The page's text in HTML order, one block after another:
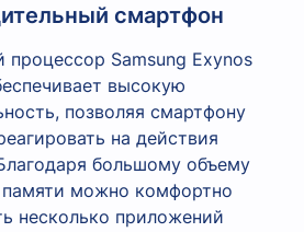
смартфон
Samsung Exynos
высокую
позволяя смартфону
на действия
большому объему
памяти можно комфортно
несколько приложений